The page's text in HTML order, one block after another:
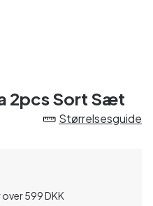
2pcs Sort Sæt
Størrelsesguide
599 DKK